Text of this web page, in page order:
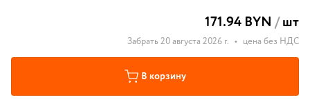
171.94 BYN /шт
Забрать 20 августа 2026 г. • цена без НДС
В корзину